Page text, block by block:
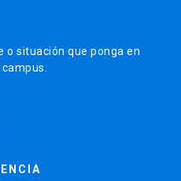
o situación que ponga en